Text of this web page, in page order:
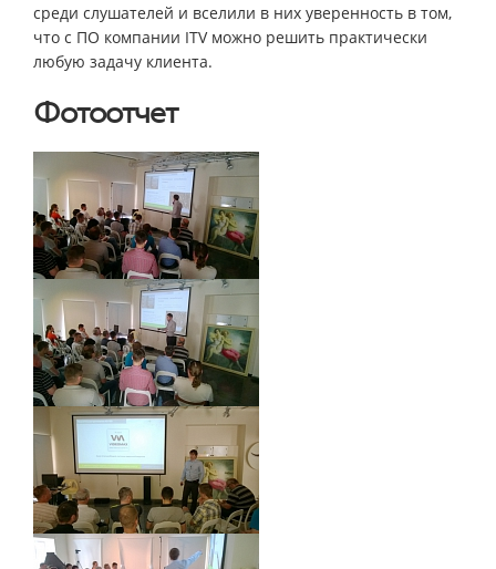
среди слушателей и вселили в них уверенность в том,
что с ПО компании ITV можно решить практически
любую задачу клиента.
Фотоотчет